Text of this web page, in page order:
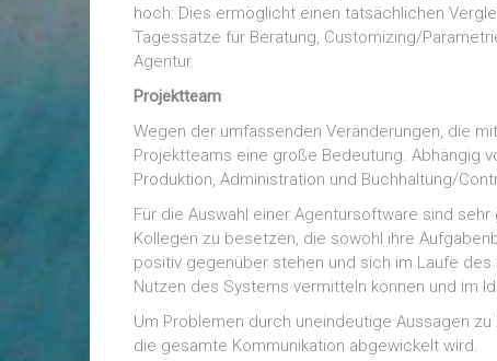
hoch: Dies ermöglicht einen tatsächlichen
Tagessätze für Beratung, Customizing/
Agentur.
Projektteam
Wegen der umfassenden Veränderungen, die
Projektteams eine große Bedeutung. Abhängig
Produktion, Administration und Buchhaltung/
Für die Auswahl einer Agentursoftware sind
Kollegen zu besetzen, die sowohl ihre
positiv gegenüber stehen und sich im Laufe des
Nutzen des Systems vermitteln können und im
Um Problemen durch uneindeutige Aussagen
die gesamte Kommunikation abgewickelt wird.